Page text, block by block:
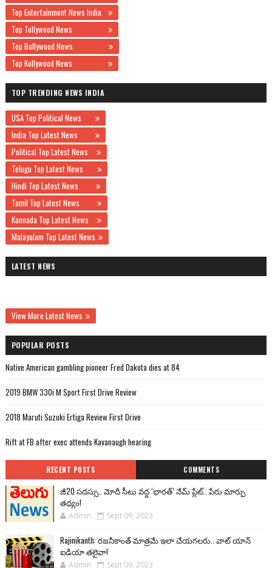
Top Entertainment News India
Top Tollywood News
Top Bollywood News
Top Kollywood News
TOP TRENDING NEWS INDIA
USA Top Political News
India Top Latest News
Political Top Latest News
Telugu Top Latest News
Hindi Top Latest News
Tamil Top Latest News
Kannada Top Latest News
Malayalam Top Latest News
LATEST NEWS
View More Latest News
POPULAR POSTS
Native American gambling pioneer Fred Dakota dies at 84
2019 BMW 330i M Sport First Drive Review
2018 Maruti Suzuki Ertiga Review First Drive
Rift at FB after exec attends Kavanaugh hearing
RECENT POSTS COMMENTS
జీ20 సదస్సు.. మోదీ సీటు వద్ద ‘భారత్’ నేమ్ ప్లేట్‌.. పేరు మార్పు
తథ్యం!
Admin Sept 09, 2023
Rajinikanth: రజనీకాంత్ మాత్రమే ఇలా చేయగలరు.. వాట్ యాన్
ఐడియా తలైవా!
Admin Sept 09, 2023